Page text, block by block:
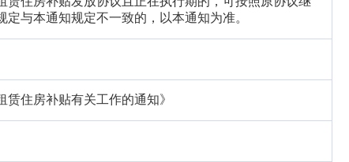
与本通知规定不一致的，以本通知为准。
赁住房补贴有关工作的通知》